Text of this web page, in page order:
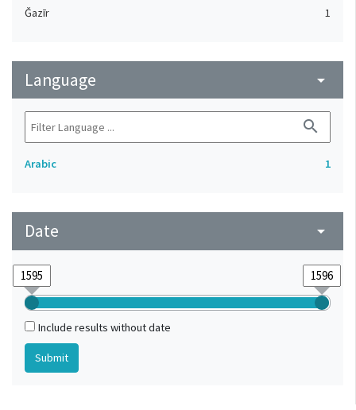
Ǧazīr
1
Language arrow_drop_down
search
Arabic 1
Date arrow_drop_down
Include results without date